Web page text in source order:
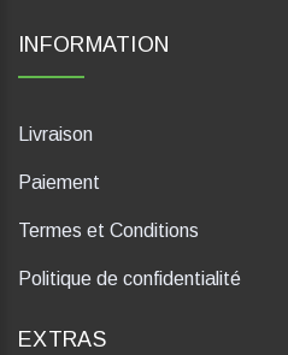
INFORMATION
Livraison
Paiement
Termes et Conditions
Politique de confidentialité
EXTRAS